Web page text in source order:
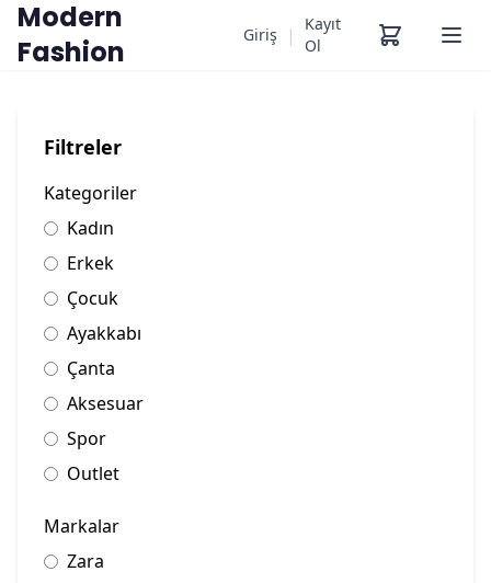
Modern
Fashion
Giriş |
Kayıt
Ol
Filtreler
Kategoriler
Kadın
Erkek
Çocuk
Ayakkabı
Çanta
Aksesuar
Spor
Outlet
Markalar
Zara